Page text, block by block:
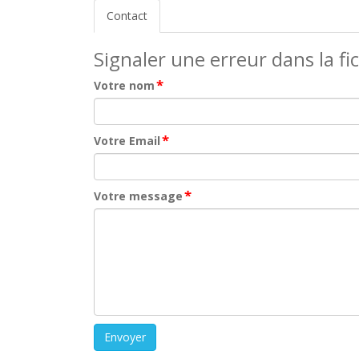
Contact
Signaler une erreur dans la
Votre nom*
Votre Email*
Votre message*